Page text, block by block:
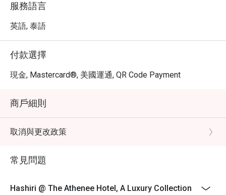
服務語言
英語, 泰語
付款選擇
現金, Mastercard®, 美國運通, QR Code Payment
商戶細則
取消與更改政策
常見問題
Hashiri @ The Athenee Hotel, A Luxury Collection